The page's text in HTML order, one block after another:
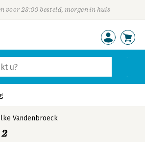
voor 23:00 besteld, morgen in huis
Vandenbroeck